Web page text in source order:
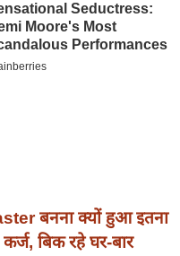
बनना क्यों हुआ इतना
बिक रहे घर-बार